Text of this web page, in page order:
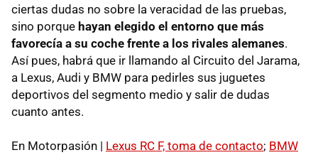
ciertas dudas no sobre la veracidad de las pruebas,
sino porque hayan elegido el entorno que más
favorecía a su coche frente a los rivales alemanes.
Así pues, habrá que ir llamando al Circuito del Jarama,
a Lexus, Audi y BMW para pedirles sus juguetes
deportivos del segmento medio y salir de dudas
cuanto antes.
En Motorpasión | Lexus RC F, toma de contacto; BMW